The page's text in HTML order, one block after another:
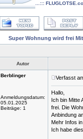
...:::
Super Wohnung wird frei
Autor
Berblinger
Anmeldungsdatum:
05.01.2025
Beiträge: 1
Verfasst
Hallo,
Ich bin Mitte
frei. Die
Anbindung
Mehr Infos
Ich habe